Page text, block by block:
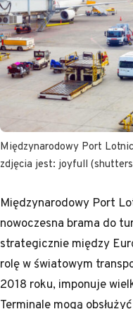
Międzynarodowy Port
zdjęcia jest: joyfull
Międzynarodowy Port
nowoczesna brama do
strategicznie między
rolę w światowym
2018 roku, imponuje
Terminale mogą